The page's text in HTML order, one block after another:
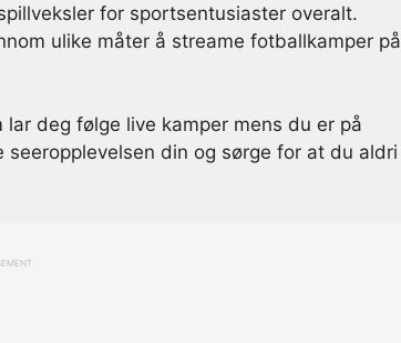
for sportsentusiaster overalt.
ulike måter å streame fotballkamper på
deg følge live kamper mens du er på
din og sørge for at du aldri